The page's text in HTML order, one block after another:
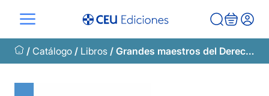
contenido
/ Catálogo / Libros / Grandes maestros del Derecho: José Castán, Antonio Hernández Gil, Federico de Castro